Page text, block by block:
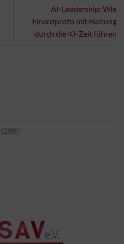
AI-Leadership: Wie
Finanzprofis mit Haltung
durch die KI-Zeit führen
(288)